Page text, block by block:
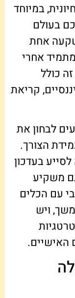
במיוחד
בעולם
אחת
אחרי
כולל
קריאת
לבחון את
הצורך.
בעדכון
משקיע
עם הכלים
ויש
האישיים.